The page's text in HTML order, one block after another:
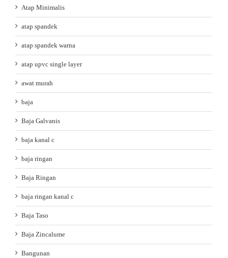
Atap Minimalis
atap spandek
atap spandek warna
atap upvc single layer
awat murah
baja
Baja Galvanis
baja kanal c
baja ringan
Baja Ringan
baja ringan kanal c
Baja Taso
Baja Zincalume
Bangunan